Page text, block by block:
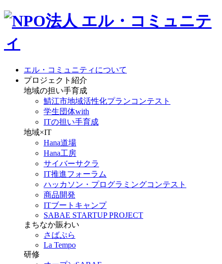
エル・コミュニティについて
プロジェクト紹介
地域の担い手育成
鯖江市地域活性化プランコンテスト
学生団体with
ITの担い手育成
地域×IT
Hana道場
Hana工房
サイバーサクラ
IT推進フォーラム
ハッカソン・プログラミングコンテスト
商品開発
ITブートキャンプ
SABAE STARTUP PROJECT
まちなか賑わい
さばぷら
La Tempo
研修